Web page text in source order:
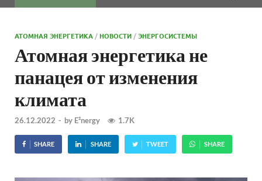
АТОМНАЯ ЭНЕРГЕТИКА /НОВОСТИ /ЭНЕРГОСИСТЕМЫ
Атомная энергетика не
панацея от изменения
климата
26.12.2022 - by E²nergy 1.7K
SHARE SHARE TWEET SHARE